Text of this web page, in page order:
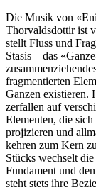
Die Musik von
Thorvaldsdottir ist
stellt Fluss und
Stasis – das
fragmentierten
Ganzen existieren.
zerfallen auf
Elementen, die
projizieren und
kehren zum Kern
Stücks wechselt
Fundament und
steht stets ihre